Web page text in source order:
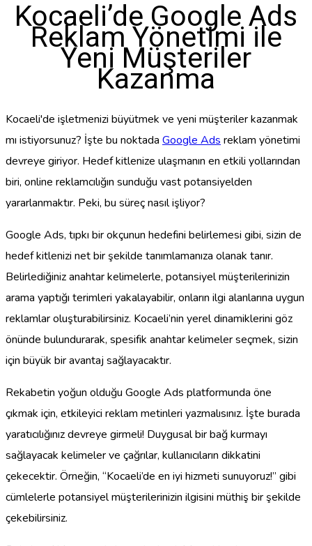
Kocaeli’de Google Ads
Reklam Yönetimi ile
Yeni Müşteriler
Kazanma
Kocaeli'de işletmenizi büyütmek ve yeni müşteriler kazanmak
mı istiyorsunuz? İşte bu noktada Google Ads reklam yönetimi
devreye giriyor. Hedef kitlenize ulaşmanın en etkili yollarından
biri, online reklamcılığın sunduğu vast potansiyelden
yararlanmaktır. Peki, bu süreç nasıl işliyor?
Google Ads, tıpkı bir okçunun hedefini belirlemesi gibi, sizin de
hedef kitlenizi net bir şekilde tanımlamanıza olanak tanır.
Belirlediğiniz anahtar kelimelerle, potansiyel müşterilerinizin
arama yaptığı terimleri yakalayabilir, onların ilgi alanlarına uygun
reklamlar oluşturabilirsiniz. Kocaeli’nin yerel dinamiklerini göz
önünde bulundurarak, spesifik anahtar kelimeler seçmek, sizin
için büyük bir avantaj sağlayacaktır.
Rekabetin yoğun olduğu Google Ads platformunda öne
çıkmak için, etkileyici reklam metinleri yazmalısınız. İşte burada
yaratıcılığınız devreye girmeli! Duygusal bir bağ kurmayı
sağlayacak kelimeler ve çağrılar, kullanıcıların dikkatini
çekecektir. Örneğin, “Kocaeli’de en iyi hizmeti sunuyoruz!” gibi
cümlelerle potansiyel müşterilerinizin ilgisini müthiş bir şekilde
çekebilirsiniz.